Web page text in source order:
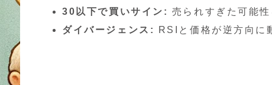
30以下で買いサイン: 売られすぎた可能性
ダイバージェンス:
RSIと価格が逆方向に